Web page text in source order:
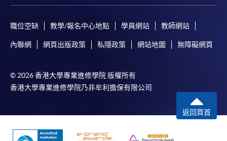
職位空缺 教學/報名中心地點 學員網站 教師網站
內聯網 網頁出版政策 私隱政策 網站地圖 無障礙網頁
© 2026 香港大學專業進修學院 版權所有
香港大學專業進修學院乃非牟利擔保有限公司
返回頁首